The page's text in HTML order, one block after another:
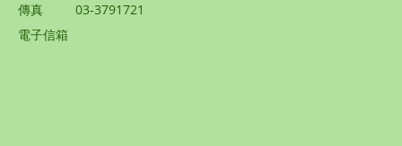
傳真
03-3791721
電子信箱